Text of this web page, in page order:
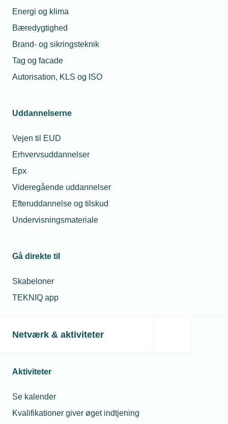
Energi og klima
Bæredygtighed
Brand- og sikringsteknik
Tag og facade
Autorisation, KLS og ISO
Uddannelserne
Vejen til EUD
Erhvervsuddannelser
Epx
Videregående uddannelser
Efteruddannelse og tilskud
Undervisningsmateriale
Gå direkte til
Skabeloner
TEKNIQ app
Netværk & aktiviteter
Aktiviteter
Se kalender
Kvalifikationer giver øget indtjening
Synlige fordele og kontante
besparelser
Som erhvervsmedlem får du adgang til
TEKNIQs logo i din markedsføring, fx på
Sammenlign vores medlemskaber
nedenfor
Beregn dit årlige medlemskab – Digital
Antal ansatte
Vælg eller indtast et tal mellem 1 og 100.
Lønsum(4 × 440.000 kr.)
*Den viste pris er et estimat og kan variere fra den endelige pris; den er